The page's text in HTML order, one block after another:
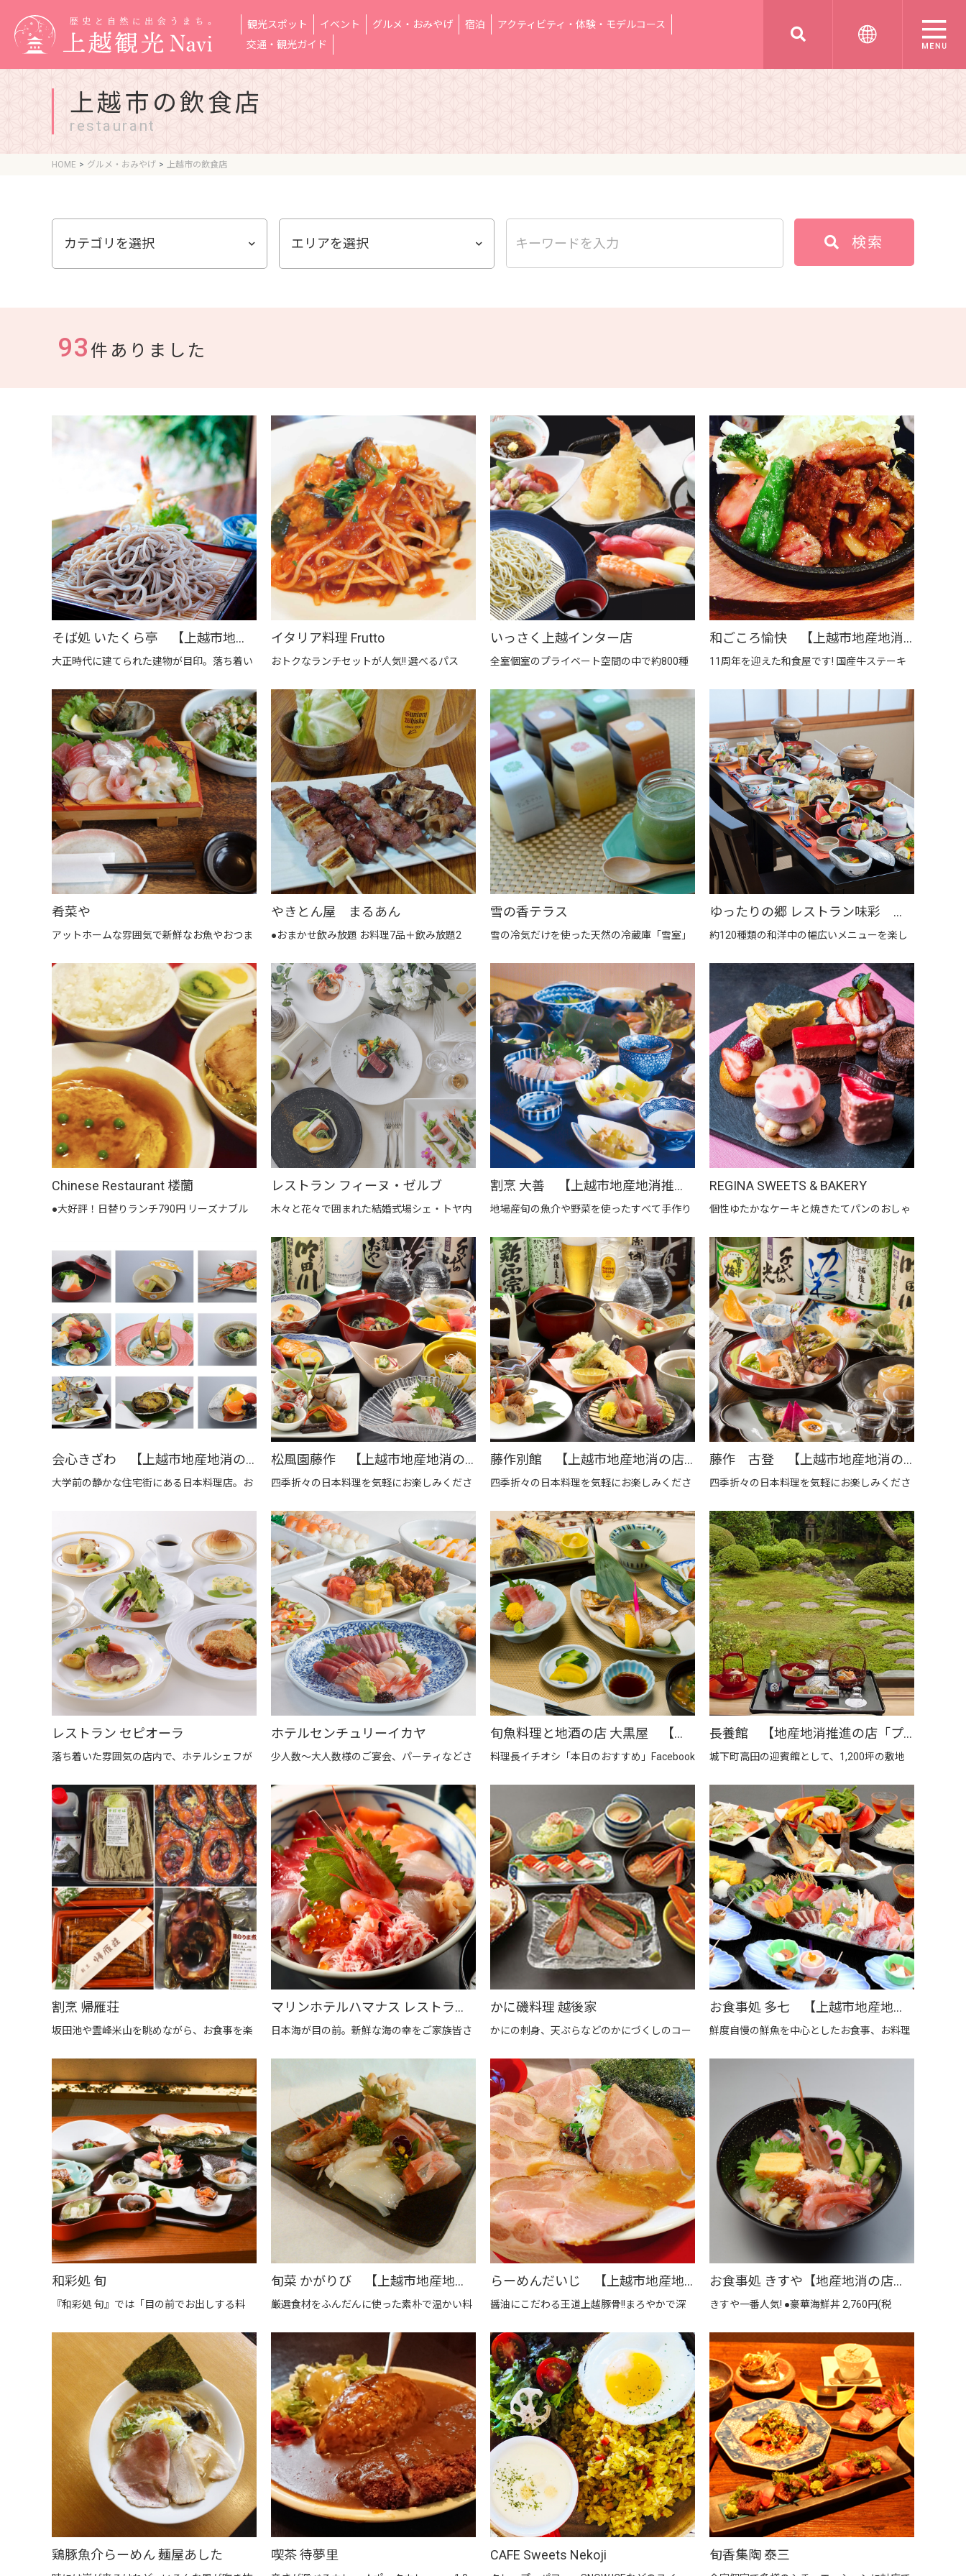
観光スポット イベント グルメ・おみやげ 宿泊
アクティビティ・体験・モデルコース
交通・観光ガイド
上越市の飲食店
restaurant
HOME グルメ・おみやげ 上越市の飲食店
カテゴリを選択 エリアを選択 検索
93 件ありました
そば処 いたくら亭 【上越市地産地消推進の店認定店】
大正時代に建てられた建物が目印。落ち着い
イタリア料理 Frutto
おトクなランチセットが人気!! 選べるパス
いっさく上越インター店
全室個室のプライベート空間の中で約800種
和ごころ愉快 【上越市地産地消の店認定店】
11周年を迎えた和食屋です! 国産牛ステーキ
肴菜や
アットホームな雰囲気で新鮮なお魚やおつま
やきとん屋 まるあん
●おまかせ飲み放題 お料理7品＋飲み放題2
雪の香テラス
雪の冷気だけを使った天然の冷蔵庫「雪室」
ゆったりの郷 レストラン味彩 【上越市地産地消推進の店認定店】
約120種類の和洋中の幅広いメニューを楽し
Chinese Restaurant 楼蘭
●大好評！日替りランチ790円 リーズナブル
レストラン フィーヌ・ゼルブ
木々と花々で囲まれた結婚式場シェ・トヤ内
割烹 大善 【上越市地産地消推進の店認定店】
地場産旬の魚介や野菜を使ったすべて手作り
REGINA SWEETS & BAKERY
個性ゆたかなケーキと焼きたてパンのおしゃ
会心きざわ 【上越市地産地消の店認定店】
大学前の静かな住宅街にある日本料理店。お
松風園藤作 【上越市地産地消の店認定店】
四季折々の日本料理を気軽にお楽しみくださ
藤作別館 【上越市地産地消の店認定店】
四季折々の日本料理を気軽にお楽しみくださ
藤作 古登 【上越市地産地消の店認定店】
四季折々の日本料理を気軽にお楽しみくださ
レストラン セピオーラ
落ち着いた雰囲気の店内で、ホテルシェフが
ホテルセンチュリーイカヤ
少人数～大人数様のご宴会、パーティなどさ
旬魚料理と地酒の店 大黒屋 【地産地消推進の店「プレミアム認定店」】
料理長イチオシ「本日のおすすめ」Facebook
長養館 【地産地消推進の店「プレミアム認定店」】
城下町高田の迎賓館として、1,200坪の敷地
割烹 帰雁荘
坂田池や霊峰米山を眺めながら、お食事を楽
マリンホテルハマナス レストラン海月【地産地消推進の店「プレミアム認定店」】
日本海が目の前。新鮮な海の幸をご家族皆さ
かに磯料理 越後家
かにの刺身、天ぷらなどのかにづくしのコー
お食事処 多七 【上越市地産地消推進の店認定店】
鮮度自慢の鮮魚を中心としたお食事、お料理
和彩処 旬
『和彩処 旬』では「目の前でお出しする料
旬菜 かがりび 【上越市地産地消推進の店認定店】
厳選食材をふんだんに使った素朴で温かい料
らーめんだいじ 【上越市地産地消推進の店認定店】
醤油にこだわる王道上越豚骨!!まろやかで深
お食事処 きすや【地産地消の店認定店】
きすや一番人気! ●豪華海鮮丼 2,760円(税
鶏豚魚介らーめん 麺屋あした 喫茶 待夢里 CAFE Sweets Nekoji 旬香集陶 泰三